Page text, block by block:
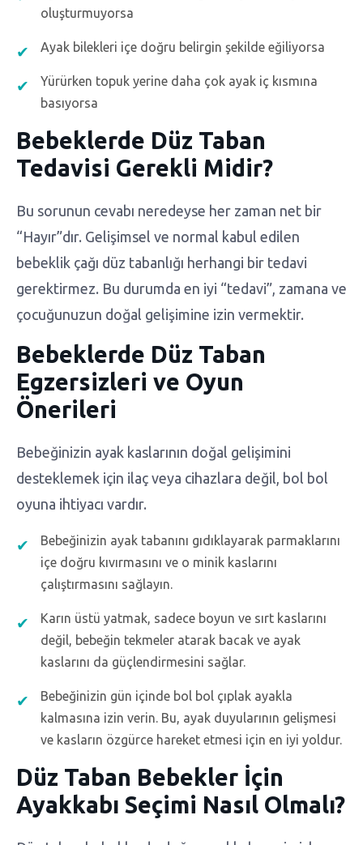
oluşturmuyorsa
Ayak bilekleri içe doğru belirgin şekilde eğiliyorsa
Yürürken topuk yerine daha çok ayak iç kısmına
basıyorsa
Bebeklerde Düz Taban
Tedavisi Gerekli Midir?
Bu sorunun cevabı neredeyse her zaman net bir
“Hayır”dır. Gelişimsel ve normal kabul edilen
bebeklik çağı düz tabanlığı herhangi bir tedavi
gerektirmez. Bu durumda en iyi “tedavi”, zamana ve
çocuğunuzun doğal gelişimine izin vermektir.
Bebeklerde Düz Taban
Egzersizleri ve Oyun
Önerileri
Bebeğinizin ayak kaslarının doğal gelişimini
desteklemek için ilaç veya cihazlara değil, bol bol
oyuna ihtiyacı vardır.
Bebeğinizin ayak tabanını gıdıklayarak parmaklarını
içe doğru kıvırmasını ve o minik kaslarını
çalıştırmasını sağlayın.
Karın üstü yatmak, sadece boyun ve sırt kaslarını
değil, bebeğin tekmeler atarak bacak ve ayak
kaslarını da güçlendirmesini sağlar.
Bebeğinizin gün içinde bol bol çıplak ayakla
kalmasına izin verin. Bu, ayak duyularının gelişmesi
ve kasların özgürce hareket etmesi için en iyi yoldur.
Düz Taban Bebekler İçin
Ayakkabı Seçimi Nasıl Olmalı?